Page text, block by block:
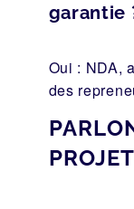
garantie
Oui : NDA,
des
PROJET